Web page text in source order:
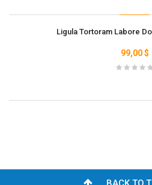
Ligula Tortoram Labore
99,00 $